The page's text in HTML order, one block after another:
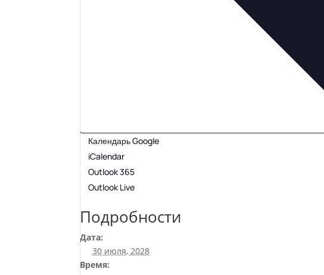
Календарь Google
iCalendar
Outlook 365
Outlook Live
Подробности
Дата:
30 июля, 2028
Время: